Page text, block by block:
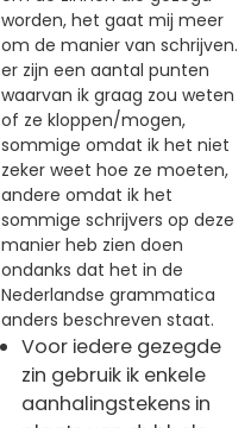
worden, het gaat mij meer
om de manier van schrijven.
er zijn een aantal punten
waarvan ik graag zou weten
of ze kloppen/mogen,
sommige omdat ik het niet
zeker weet hoe ze moeten,
andere omdat ik het
sommige schrijvers op deze
manier heb zien doen
ondanks dat het in de
Nederlandse grammatica
anders beschreven staat.
Voor iedere gezegde
zin gebruik ik enkele
aanhalingstekens in